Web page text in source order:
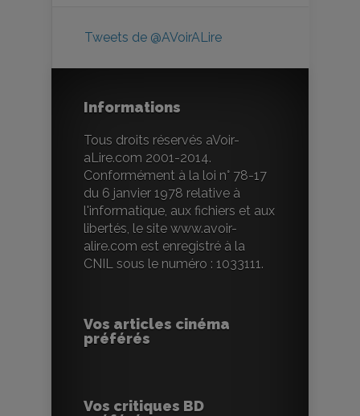
Tweets de @AVoirALire
Informations
Tous droits réservés aVoir-
aLire.com 2001-2014.
Conformément à la loi n° 78-17
du 6 janvier 1978 relative à
l'informatique, aux fichiers et aux
libertés, le site www.avoir-
alire.com est enregistré à la
CNIL sous le numéro : 1033111.
Vos articles cinéma
préférés
Vos critiques BD